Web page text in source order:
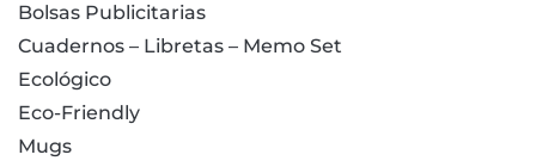
Bolsas Publicitarias
Cuadernos – Libretas – Memo Set
Ecológico
Eco-Friendly
Mugs